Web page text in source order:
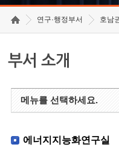
연구·행정부서 호남
부서 소개
메뉴를 선택하세요.
에너지지능화연구실